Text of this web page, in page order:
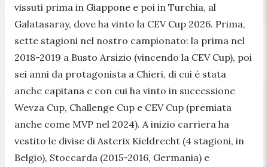
vissuti prima in Giappone e poi in Turchia, al
Galatasaray, dove ha vinto la CEV Cup 2026. Prima,
sette stagioni nel nostro campionato: la prima nel
2018-2019 a Busto Arsizio (vincendo la CEV Cup), poi
sei anni da protagonista a Chieri, di cui è stata
anche capitana e con cui ha vinto in successione
Wevza Cup, Challenge Cup e CEV Cup (premiata
anche come MVP nel 2024). A inizio carriera ha
vestito le divise di Asterix Kieldrecht (4 stagioni, in
Belgio), Stoccarda (2015-2016, Germania) e